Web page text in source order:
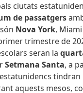
ciutats
de passatgers
Nova York,
trimestre de
seran la
Setmana Santa, a
tindran
aquests mesos,